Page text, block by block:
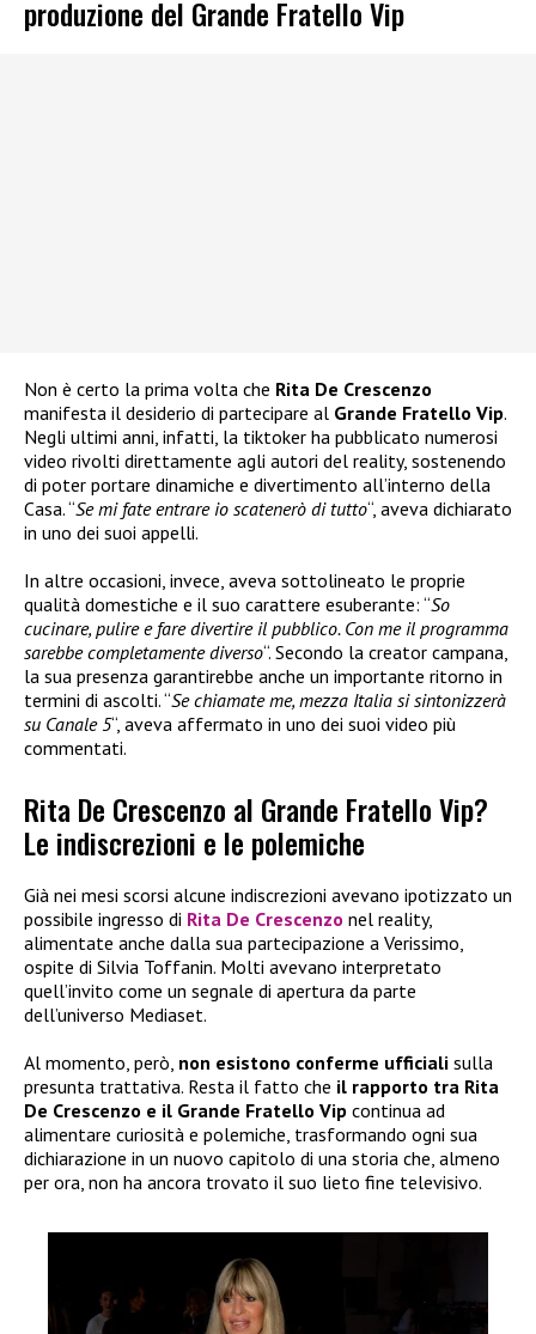
produzione del Grande Fratello Vip
Non è certo la prima volta che Rita De Crescenzo
manifesta il desiderio di partecipare al Grande Fratello Vip.
Negli ultimi anni, infatti, la tiktoker ha pubblicato numerosi
video rivolti direttamente agli autori del reality, sostenendo
di poter portare dinamiche e divertimento all’interno della
Casa. “Se mi fate entrare io scatenerò di tutto“, aveva dichiarato
in uno dei suoi appelli.
In altre occasioni, invece, aveva sottolineato le proprie
qualità domestiche e il suo carattere esuberante: “So
cucinare, pulire e fare divertire il pubblico. Con me il programma
sarebbe completamente diverso“. Secondo la creator campana,
la sua presenza garantirebbe anche un importante ritorno in
termini di ascolti. “Se chiamate me, mezza Italia si sintonizzerà
su Canale 5“, aveva affermato in uno dei suoi video più
commentati.
Rita De Crescenzo al Grande Fratello Vip?
Le indiscrezioni e le polemiche
Già nei mesi scorsi alcune indiscrezioni avevano ipotizzato un
possibile ingresso di Rita De Crescenzo nel reality,
alimentate anche dalla sua partecipazione a Verissimo,
ospite di Silvia Toffanin. Molti avevano interpretato
quell’invito come un segnale di apertura da parte
dell’universo Mediaset.
Al momento, però, non esistono conferme ufficiali sulla
presunta trattativa. Resta il fatto che il rapporto tra Rita
De Crescenzo e il Grande Fratello Vip continua ad
alimentare curiosità e polemiche, trasformando ogni sua
dichiarazione in un nuovo capitolo di una storia che, almeno
per ora, non ha ancora trovato il suo lieto fine televisivo.